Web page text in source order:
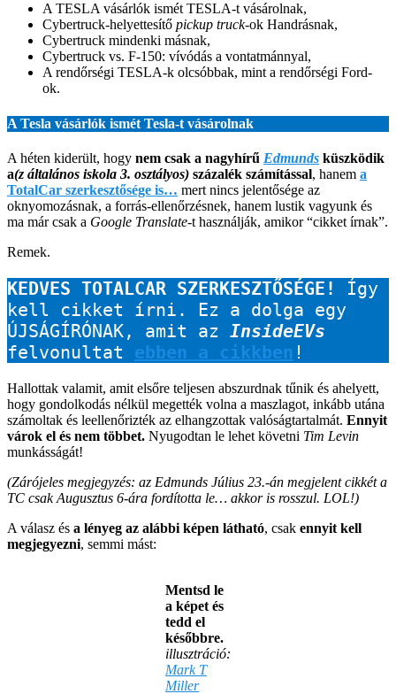
A TESLA vásárlók ismét TESLA-t vásárolnak,
Cybertruck-helyettesítő pickup truck-ok Handrásnak,
Cybertruck mindenki másnak,
Cybertruck vs. F-150: vívódás a vontatmánnyal,
A rendőrségi TESLA-k olcsóbbak, mint a rendőrségi Ford-
ok.
A Tesla vásárlók ismét Tesla-t vásárolnak
A héten kiderült, hogy nem csak a nagyhírű Edmunds küszködik
a(z általános iskola 3. osztályos) százalék számítással, hanem a
TotalCar szerkesztősége is… mert nincs jelentősége az
oknyomozásnak, a forrás-ellenőrzésnek, hanem lustik vagyunk és
ma már csak a Google Translate-t használják, amikor “cikket írnak”.
Remek.
KEDVES TOTALCAR SZERKESZTŐSÉGE!
Így
kell cikket írni. Ez a dolga egy
ÚJSÁGÍRÓNAK, amit az InsideEVs
felvonultat ebben a cikkben !
Hallottak valamit, amit elsőre teljesen abszurdnak tűnik és ahelyett,
hogy gondolkodás nélkül megették volna a maszlagot, inkább utána
számoltak és leellenőrizték az elhangzottak valóságtartalmát. Ennyit
várok el és nem többet. Nyugodtan le lehet követni Tim Levin
munkásságát!
(Zárójeles megjegyzés: az Edmunds Július 23.-án megjelent cikkét a
TC csak Augusztus 6-ára fordította le… akkor is rosszul. LOL!)
A válasz és a lényeg az alábbi képen látható, csak ennyit kell
megjegyezni, semmi mást:
Mentsd le
a képet és
tedd el
későbbre.
illusztráció:
Mark T
Miller